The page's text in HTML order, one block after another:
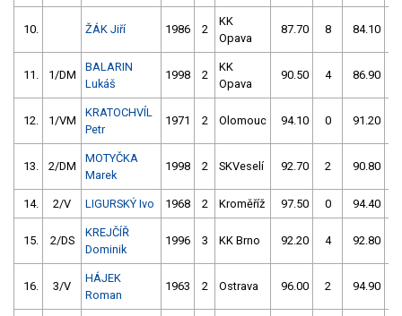
10. ŽÁK Jiří 1986 2
KK
Opava
87.70 8 84.10
11. 1/DM
BALARIN
Lukáš
1998 2
KK
Opava
90.50 4 86.90
12. 1/VM
KRATOCHVÍL
Petr
1971 2 Olomouc 94.10 0 91.20
13. 2/DM
MOTYČKA
Marek
1998 2 SKVeselí 92.70 2 90.80
14. 2/V LIGURSKÝ Ivo 1968 2 Kroměříž 97.50 0 94.40
15. 2/DS
KREJČÍŘ
Dominik
1996 3 KK Brno 92.20 4 92.80
16. 3/V
HÁJEK
Roman
1963 2 Ostrava 96.00 2 94.90